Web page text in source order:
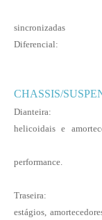
Manual
sincronizadas
Diferencial:
CHASSIS/
Dianteira:
helicoidais e
hidráulicos
performance.
Traseira:
estágios,